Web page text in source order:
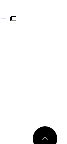
TYPE
：ブラック
承ください。